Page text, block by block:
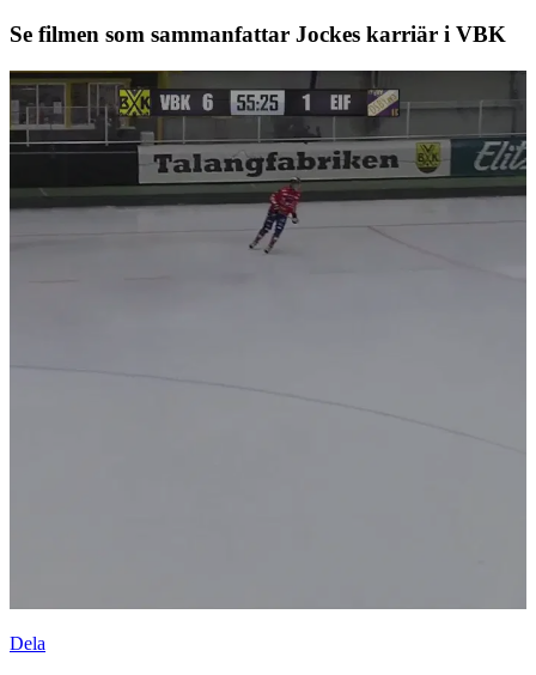
Se filmen som sammanfattar Jockes karriär i VBK
Dela